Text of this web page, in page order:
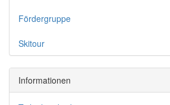
Fördergruppe
Skitour
Informationen